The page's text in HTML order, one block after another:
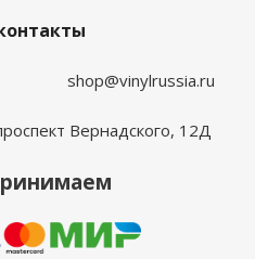
shop@vinylrussia.ru
Вернадского, 12Д